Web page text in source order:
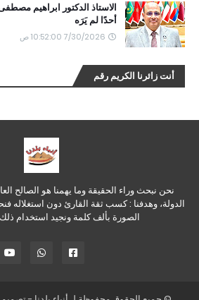
الاستاذ الدكتور ابراهيم
أحدًا لم يَرَه
7/30/2026 10:52:00 ص
أنت زائرنا الكريم رقم
نحن نبحث وراء الحقيقة وما يهمنا هو
الدولة، وهدفنا : كسب ثقة القارئ دون استغلاله
الصورة بألف كلمة ونجيد استخدام